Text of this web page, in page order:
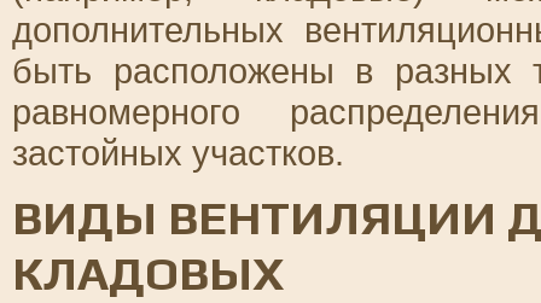
дополнительных
быть расположены в разных
равномерного
застойных участков.
ВИДЫ ВЕНТИЛЯЦИИ
КЛАДОВЫХ